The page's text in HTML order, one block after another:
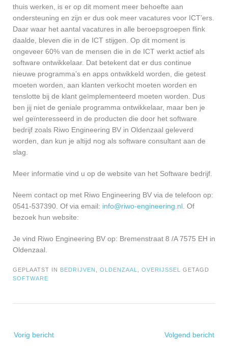
thuis werken, is er op dit moment meer behoefte aan
ondersteuning en zijn er dus ook meer vacatures voor ICT’ers.
Daar waar het aantal vacatures in alle beroepsgroepen flink
daalde, bleven die in de ICT stijgen. Op dit moment is
ongeveer 60% van de mensen die in de ICT werkt actief als
software ontwikkelaar. Dat betekent dat er dus continue
nieuwe programma’s en apps ontwikkeld worden, die getest
moeten worden, aan klanten verkocht moeten worden en
tenslotte bij de klant geïmplementeerd moeten worden. Dus
ben jij niet de geniale programma ontwikkelaar, maar ben je
wel geïnteresseerd in de producten die door het software
bedrijf zoals Riwo Engineering BV in Oldenzaal geleverd
worden, dan kun je altijd nog als software consultant aan de
slag.
Meer informatie vind u op de website van het Software bedrijf.
Neem contact op met Riwo Engineering BV via de telefoon op:
0541-537390. Of via email: info@riwo-engineering.nl . Of
bezoek hun website:
Je vind Riwo Engineering BV op: Bremenstraat 8 /A 7575 EH in
Oldenzaal.
GEPLAATST IN BEDRIJVEN OLDENZAAL OVERIJSSEL
GETAGD
SOFTWARE
navigatie
Vorig bericht Volgend bericht